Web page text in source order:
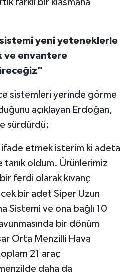
sistemi yeni yeteneklerle
ve envantere
sistemleri yerinde görme
açıklayan Erdoğan,
sürdürdü:
ifade etmek isterim ki adeta
oldum. Ürünlerimiz
ferdi olarak kıvanç
bir adet Siper Uzun
Sistemi ve ona bağlı 10
bir dönüm
Orta Menzilli Hava
21 araç
menzilde daha da